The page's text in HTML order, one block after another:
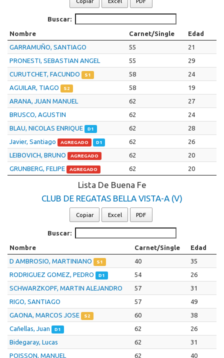
Buscar:
Nombre Carnet/Single
Edad
GARRAMUÑO, SANTIAGO
55
21
PRONESTI, SEBASTIAN ANGEL
55
29
CURUTCHET, FACUNDO
S1 58
24
AGUILAR, TIAGO
S2 58
19
ARANA, JUAN MANUEL
62
27
BRUSCO, AGUSTIN
62
24
BLAU, NICOLAS ENRIQUE
D1 62
28
Javier, Santiago
AGREGADO D1 62
26
LEIBOVICH, BRUNO
AGREGADO 62
20
GRUNBERG, FELIPE
AGREGADO 62 20
Lista De Buena Fe
CLUB DE REGATAS BELLA VISTA-A (V)
Copiar Excel PDF
Buscar:
Nombre Carnet/Single
Edad
D AMBROSIO, MARTINIANO
S1 40
35
RODRIGUEZ GOMEZ, PEDRO
D1 54
26
SCHWARZKOPF, MARTIN ALEJANDRO
57
31
RIGO, SANTIAGO
57
49
GAONA, MARCOS JOSE
S2 60
38
Cañellas, Juan
D1 62
26
Bidegaray, Lucas
62
31
POISSON, MANUEL
62
40